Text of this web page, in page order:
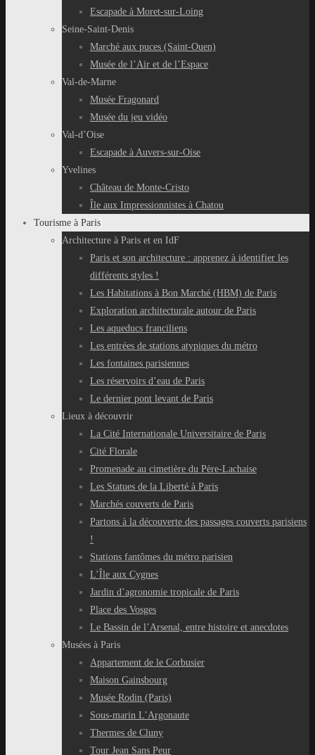
Escapade à Moret-sur-Loing
Seine-Saint-Denis
Marché aux puces (Saint-Ouen)
Musée de l’Air et de l’Espace
Val-de-Marne
Musée Fragonard
Musée du jeu vidéo
Val-d’Oise
Escapade à Auvers-sur-Oise
Yvelines
Château de Monte-Cristo
Île aux Impressionnistes à Chatou
Tourisme à Paris
Architecture à Paris et en IdF
Paris et son architecture : apprenez à identifier les
différents styles !
Les Habitations à Bon Marché (HBM) de Paris
Exploration architecturale autour de Paris
Les aqueducs franciliens
Les entrées de stations atypiques du métro
Les fontaines parisiennes
Les réservoirs d’eau de Paris
Le dernier pont levant de Paris
Lieux à découvrir
La Cité Internationale Universitaire de Paris
Cité Florale
Promenade au cimetière du Père-Lachaise
Les Statues de la Liberté à Paris
Marchés couverts de Paris
Partons à la découverte des passages couverts parisiens
!
Stations fantômes du métro parisien
L’Île aux Cygnes
Jardin d’agronomie tropicale de Paris
Place des Vosges
Le Bassin de l’Arsenal, entre histoire et anecdotes
Musées à Paris
Appartement de le Corbusier
Maison Gainsbourg
Musée Rodin (Paris)
Sous-marin L’Argonaute
Thermes de Cluny
Tour Jean Sans Peur